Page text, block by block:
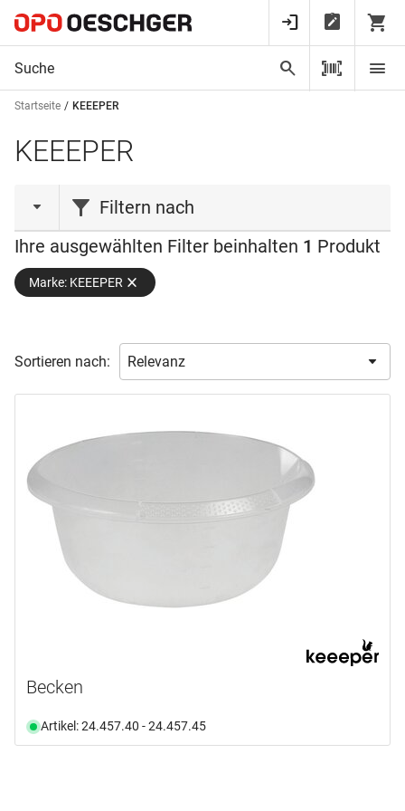
Startseite KEEEPER
KEEEPER
Filtern nach
Material
Polypropylen (1)
Farbe
100.0 mm (1)
150.0 mm (1)
ø
(1)
Ab Lager verfügbar
Ihre ausgewählten Filter beinhalten 1 Produkt
Marke: KEEEPER
Sortieren nach:
Becken
Artikel: 24.457.40 - 24.457.45